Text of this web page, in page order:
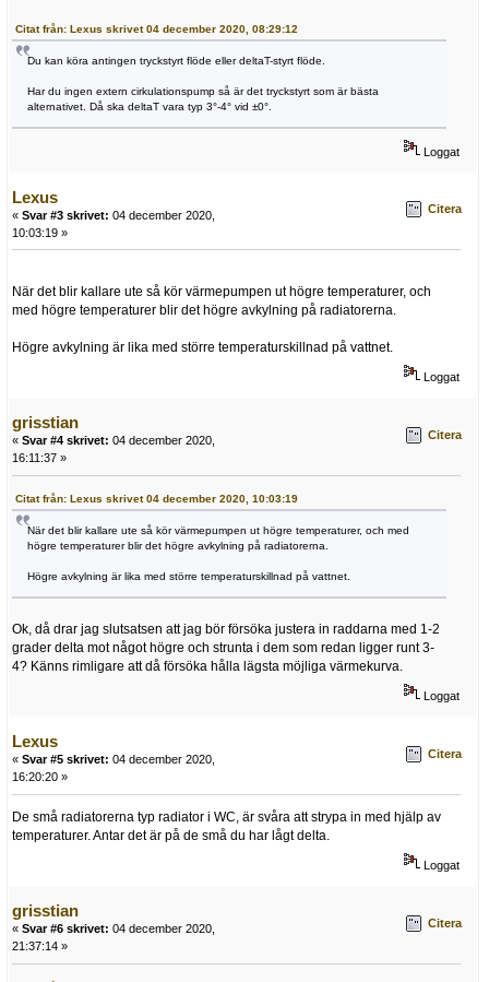
Citat från: Lexus skrivet 04 december 2020, 08:29:12
Du kan köra antingen tryckstyrt flöde eller deltaT-styrt flöde.
Har du ingen extern cirkulationspump så är det tryckstyrt som är bästa
alternativet. Då ska deltaT vara typ 3°-4° vid ±0°.
Loggat
Lexus
« Svar #3 skrivet: 04 december 2020,
10:03:19 »
Citera
När det blir kallare ute så kör värmepumpen ut högre temperaturer, och
med högre temperaturer blir det högre avkylning på radiatorerna.
Högre avkylning är lika med större temperaturskillnad på vattnet.
Loggat
grisstian
« Svar #4 skrivet: 04 december 2020,
16:11:37 »
Citera
Citat från: Lexus skrivet 04 december 2020, 10:03:19
När det blir kallare ute så kör värmepumpen ut högre temperaturer, och med
högre temperaturer blir det högre avkylning på radiatorerna.
Högre avkylning är lika med större temperaturskillnad på vattnet.
Ok, då drar jag slutsatsen att jag bör försöka justera in raddarna med 1-2
grader delta mot något högre och strunta i dem som redan ligger runt 3-
4? Känns rimligare att då försöka hålla lägsta möjliga värmekurva.
Loggat
Lexus
« Svar #5 skrivet: 04 december 2020,
16:20:20 »
Citera
De små radiatorerna typ radiator i WC, är svåra att strypa in med hjälp av
temperaturer. Antar det är på de små du har lågt delta.
Loggat
grisstian
« Svar #6 skrivet: 04 december 2020,
21:37:14 »
Citera